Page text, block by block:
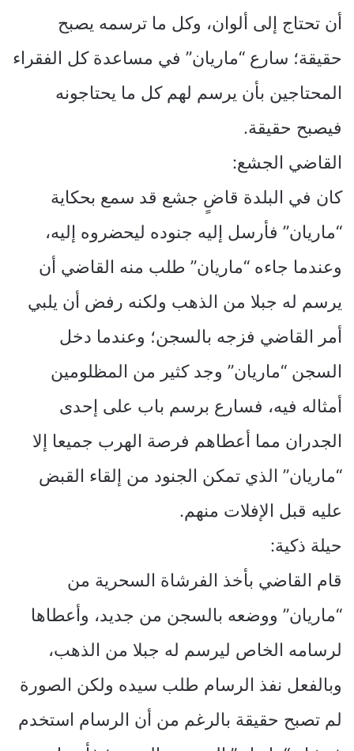
أن تحتاج إلى ألوان، وكل ما ترسمه يصبح
حقيقة؛ سارع “ماريان” في مساعدة كل الفقراء
المحتاجين بأن يرسم لهم كل ما يحتاجونه
فيصبح حقيقة.
القاضي الجشع:
كان في البلدة قاضٍ جشع قد سمع بحكاية
“ماريان” فأرسل إليه جنوده ليحضروه إليه،
وعندما جاءه “ماريان” طلب منه القاضي أن
يرسم له جبلا من الذهب ولكنه رفض أن يلبي
أمر القاضي فزجه بالسجن؛ وعندما دخل
السجن “ماريان” وجد كثير من المظلومين
أمثاله فيه، فسارع برسم باب على إحدى
الجدران مما أعطاهم فرصة الهرب جميعا إلا
“ماريان” الذي تمكن الجنود من إلقاء القبض
عليه قبل الإفلات منهم.
حيلة ذكية:
قام القاضي بأخذ الفرشاة السحرية من
“ماريان” ووضعه بالسجن من جديد، وأعطاها
لرسامه الخاص ليرسم له جبلا من الذهب،
وبالفعل نفذ الرسام طلب سيده ولكن الصورة
لم تصبح حقيقة بالرغم من أن الرسام استخدم